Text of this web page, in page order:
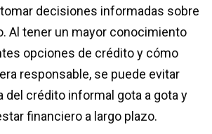
decisiones informadas sobre
Al tener un mayor conocimiento
opciones de crédito y cómo
responsable, se puede evitar
del crédito informal gota a gota y
financiero a largo plazo.